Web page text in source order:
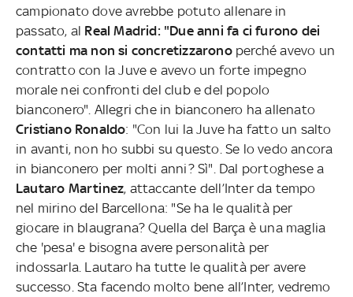
campionato dove avrebbe potuto allenare in
passato, al Real Madrid: "Due anni fa ci furono dei
contatti ma non si concretizzaronoperché avevo un
contratto con la Juve e avevo un forte impegno
morale nei confronti del club e del popolo
bianconero". Allegri che in bianconero ha allenato
Cristiano Ronaldo: "Con lui la Juve ha fatto un salto
in avanti, non ho subbi su questo. Se lo vedo ancora
in bianconero per molti anni? Sì". Dal portoghese a
Lautaro Martinez, attaccante dell’Inter da tempo
nel mirino del Barcellona: "Se ha le qualità per
giocare in blaugrana? Quella del Barça è una maglia
che 'pesa' e bisogna avere personalità per
indossarla. Lautaro ha tutte le qualità per avere
successo. Sta facendo molto bene all’Inter, vedremo